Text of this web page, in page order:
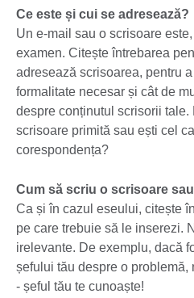
Ce este și cui se adresează?
Un e-mail sau o scrisoare
examen. Citește întrebarea
adresează scrisoarea, pentru
formalitate necesar și cât de
despre conținutul scrisorii
scrisoare primită sau ești cel
corespondența?
Cum să scriu o scrisoare
Ca și în cazul eseului, citește
pe care trebuie să le inserezi.
irelevante. De exemplu, dacă
șefului tău despre o problemă,
- șeful tău te cunoaște!